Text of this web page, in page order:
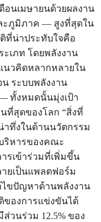
อนเมษายนด้วยผลงาน
ละภูมิภาค — สูงที่สุดใน
ที่น่าประทับใจคือ
เภท โดยพลังงาน
นวคิดหลากหลายใน
น ระบบพลังงาน
ทั้งหมดนั้นมุ่งเป้า
ที่สุดของโลก “สิ่งที่
าทึ่งในด้านนวัตกรรม
ริหารของคณะ
ารเข้าร่วมที่เพิ่มขึ้น
ายเป็นแพลตฟอร์ม
ไขปัญหาด้านพลังงาน
ของการแข่งขันได้
วนร่วม 12.5% ของ